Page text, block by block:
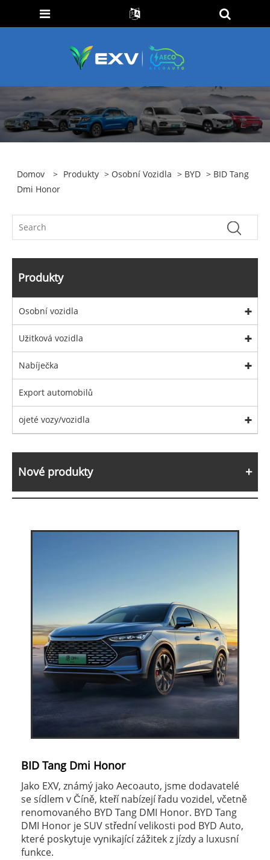
Domov > Produkty > Osobní Vozidla > BYD > BID Tang
Dmi Honor
Produkty
Osobní vozidla
Užitková vozidla
Nabíječka
Export automobilů
ojeté vozy/vozidla
Nové produkty
BID Tang Dmi Honor
Jako EXV, známý jako Aecoauto, jsme dodavatelé
se sídlem v Číně, kteří nabízejí řadu vozidel, včetně
renomovaného BYD Tang DMI Honor. BYD Tang
DMI Honor je SUV střední velikosti pod BYD Auto,
které poskytuje vynikající zážitek z jízdy a luxusní
funkce.